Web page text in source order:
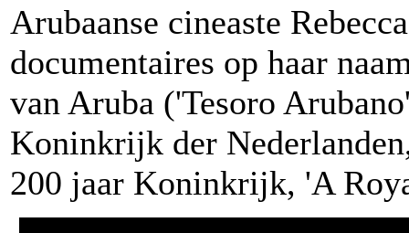
Arubaanse cineaste
documentaires op haar
van Aruba ('Tesoro
Koninkrijk der
200 jaar Koninkrijk, 'A